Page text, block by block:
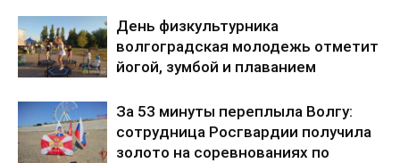
День физкультурника
волгоградская молодежь отметит
йогой, зумбой и плаванием
За 53 минуты переплыла Волгу:
сотрудница Росгвардии получила
золото на соревнованиях по